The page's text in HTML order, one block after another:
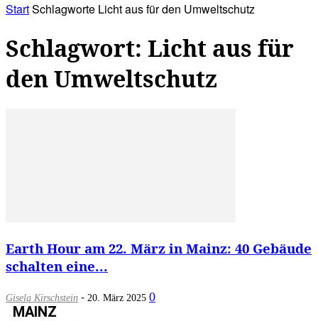
StartSchlagworte Licht aus für den Umweltschutz
Schlagwort: Licht aus für
den Umweltschutz
Earth Hour am 22. März in Mainz: 40 Gebäude
schalten eine...
Gisela Kirschstein - 20. März 2025 0
MAINZ